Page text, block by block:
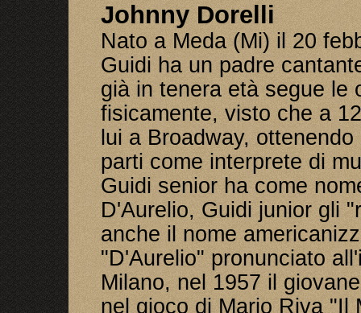
Johnny Dorelli
Nato a Meda (Mi) il 20
Guidi ha un padre
già in tenera età segue le
fisicamente, visto che a
lui a Broadway,
parti come interprete di
Guidi senior ha come
D'Aurelio, Guidi junior gli
anche il nome
"D'Aurelio" pronunciato
Milano, nel 1957 il
nel gioco di Mario Riva "Il